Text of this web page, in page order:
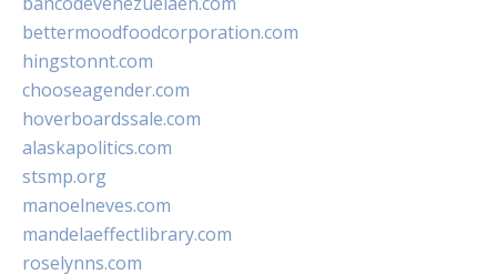
bettermoodfoodcorporation.com
hingstonnt.com
chooseagender.com
hoverboardssale.com
alaskapolitics.com
stsmp.org
manoelneves.com
mandelaeffectlibrary.com
roselynns.com